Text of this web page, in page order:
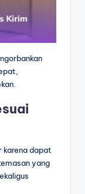
karena dapat
yang